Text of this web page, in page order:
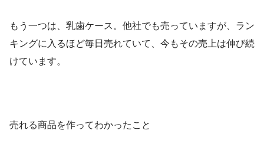
もう一つは、乳歯ケース。他社でも売っていますが、ラン
キングに入るほど毎日売れていて、今もその売上は伸び続
けています。
売れる商品を作ってわかったこと